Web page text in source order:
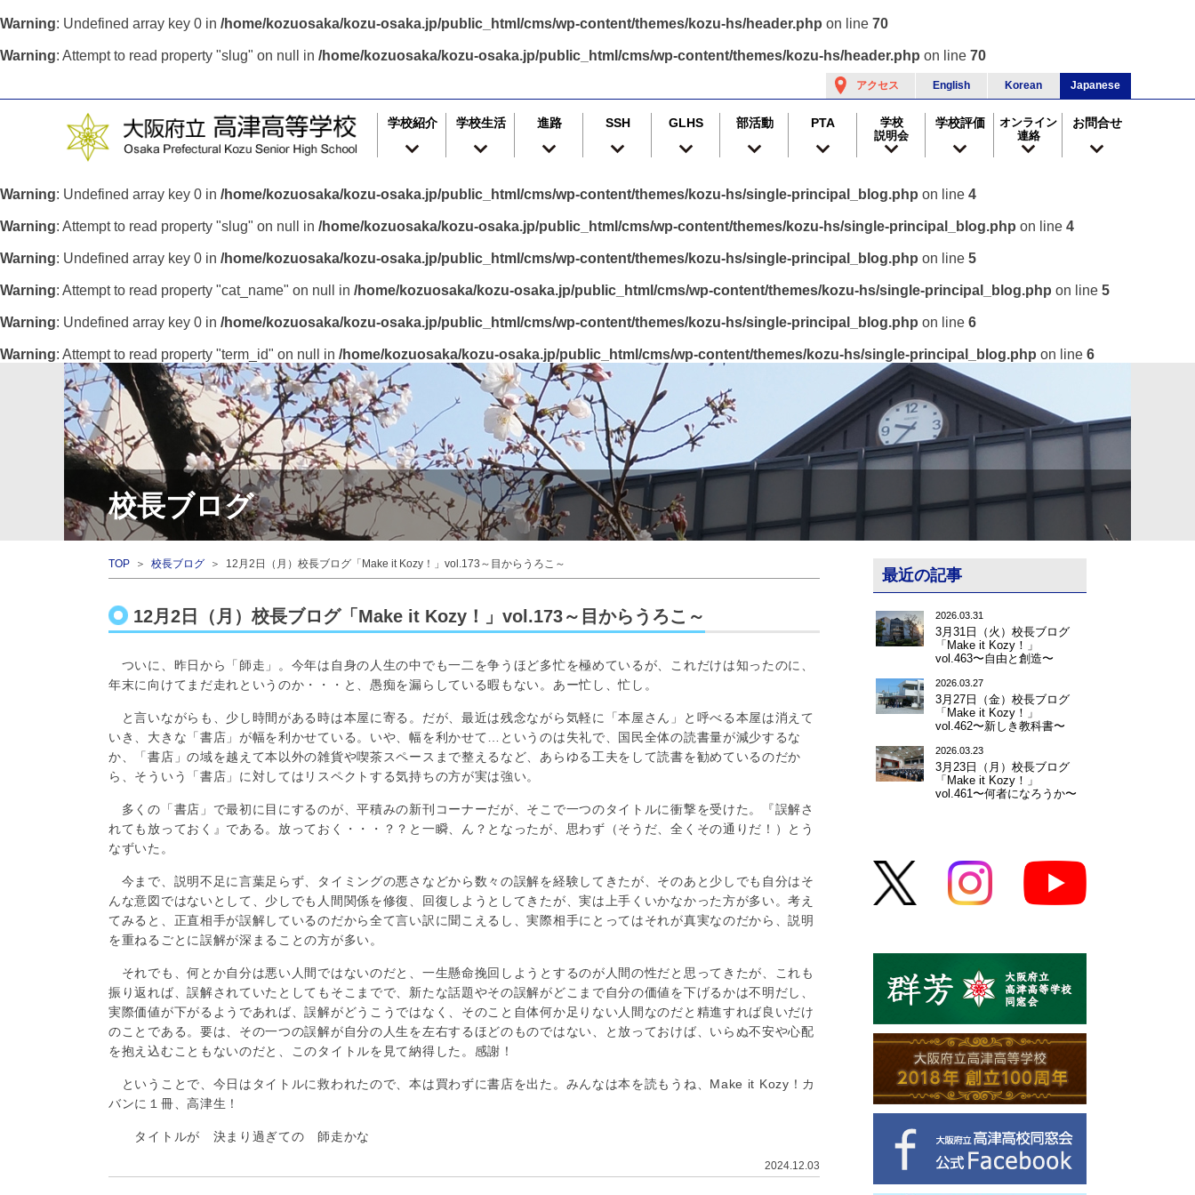
Warning: Undefined array key 0 in /home/kozuosaka/kozu-osaka.jp/public_html/cms/wp-content/themes/kozu-hs/header.php on line 70
Warning: Attempt to read property "slug" on null in /home/kozuosaka/kozu-osaka.jp/public_html/cms/wp-content/themes/kozu-hs/header.php on line 70
アクセス English Korean Japanese
学校紹介 学校生活 進路 SSH GLHS 部活動 PTA
学校
説明会
学校評価
オンライン
連絡
お問合せ
Warning: Undefined array key 0 in /home/kozuosaka/kozu-osaka.jp/public_html/cms/wp-content/themes/kozu-hs/single-principal_blog.php on line 4
Warning: Attempt to read property "slug" on null in /home/kozuosaka/kozu-osaka.jp/public_html/cms/wp-content/themes/kozu-hs/single-principal_blog.php on line 4
Warning: Undefined array key 0 in /home/kozuosaka/kozu-osaka.jp/public_html/cms/wp-content/themes/kozu-hs/single-principal_blog.php on line 5
Warning: Attempt to read property "cat_name" on null in /home/kozuosaka/kozu-osaka.jp/public_html/cms/wp-content/themes/kozu-hs/single-principal_blog.php on line 5
Warning: Undefined array key 0 in /home/kozuosaka/kozu-osaka.jp/public_html/cms/wp-content/themes/kozu-hs/single-principal_blog.php on line 6
Warning: Attempt to read property "term_id" on null in /home/kozuosaka/kozu-osaka.jp/public_html/cms/wp-content/themes/kozu-hs/single-principal_blog.php on line 6
校長ブログ
TOP ＞ 校長ブログ ＞ 12月2日（月）校長ブログ「Make it Kozy！」vol.173～目からうろこ～
12月2日（月）校長ブログ「Make it Kozy！」vol.173～目からうろこ～
ついに、昨日から「師走」。今年は自身の人生の中でも一二を争うほど多忙を極めているが、これだけは知ったのに、
年末に向けてまだ走れというのか・・・と、愚痴を漏らしている暇もない。あー忙し、忙し。
と言いながらも、少し時間がある時は本屋に寄る。だが、最近は残念ながら気軽に「本屋さん」と呼べる本屋は消えて
いき、大きな「書店」が幅を利かせている。いや、幅を利かせて…というのは失礼で、国民全体の読書量が減少するな
か、「書店」の域を越えて本以外の雑貨や喫茶スペースまで整えるなど、あらゆる工夫をして読書を勧めているのだか
ら、そういう「書店」に対してはリスペクトする気持ちの方が実は強い。
多くの「書店」で最初に目にするのが、平積みの新刊コーナーだが、そこで一つのタイトルに衝撃を受けた。『誤解さ
れても放っておく』である。放っておく・・・？？と一瞬、ん？となったが、思わず（そうだ、全くその通りだ！）とう
なずいた。
今まで、説明不足に言葉足らず、タイミングの悪さなどから数々の誤解を経験してきたが、そのあと少しでも自分はそ
んな意図ではないとして、少しでも人間関係を修復、回復しようとしてきたが、実は上手くいかなかった方が多い。考え
てみると、正直相手が誤解しているのだから全て言い訳に聞こえるし、実際相手にとってはそれが真実なのだから、説明
を重ねるごとに誤解が深まることの方が多い。
それでも、何とか自分は悪い人間ではないのだと、一生懸命挽回しようとするのが人間の性だと思ってきたが、これも
振り返れば、誤解されていたとしてもそこまでで、新たな話題やその誤解がどこまで自分の価値を下げるかは不明だし、
実際価値が下がるようであれば、誤解がどうこうではなく、そのこと自体何か足りない人間なのだと精進すれば良いだけ
のことである。要は、その一つの誤解が自分の人生を左右するほどのものではない、と放っておけば、いらぬ不安や心配
を抱え込むこともないのだと、このタイトルを見て納得した。感謝！
ということで、今日はタイトルに救われたので、本は買わずに書店を出た。みんなは本を読もうね、Make it Kozy！カ
バンに１冊、高津生！
タイトルが 決まり過ぎての 師走かな
2024.12.03
最近の記事
2026.03.31
3月31日（火）校長ブログ
「Make it Kozy！」
vol.463〜自由と創造〜
2026.03.27
3月27日（金）校長ブログ
「Make it Kozy！」
vol.462〜新しき教科書〜
2026.03.23
3月23日（月）校長ブログ
「Make it Kozy！」
vol.461〜何者になろうか〜